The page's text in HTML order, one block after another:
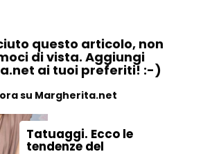
questo articolo, non
di vista. Aggiungi
ai tuoi preferiti! :-)
su Margherita.net
Tatuaggi. Ecco le
tendenze del